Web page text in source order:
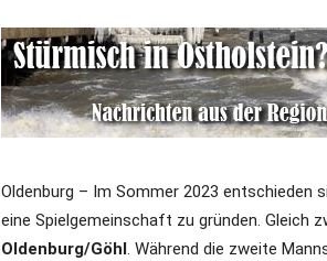
Oldenburg – Im Sommer 2023 entschieden
eine Spielgemeinschaft zu gründen. Gleich
Oldenburg/Göhl. Während die zweite